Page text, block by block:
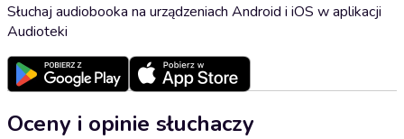
Słuchaj audiobooka na urządzeniach Android i iOS w aplikacji
Audioteki
Oceny i opinie słuchaczy